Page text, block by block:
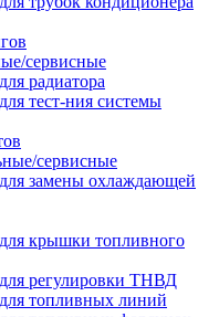
сервисные
радиатора
тест-ния системы
сервисные
замены охлаждающей
крышки топливного
регулировки ТНВД
топливных линий